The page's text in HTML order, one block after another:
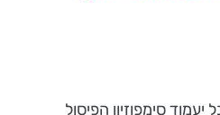
סימפוזיון הפיסול